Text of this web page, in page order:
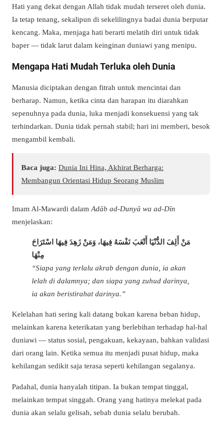
Hati yang dekat dengan Allah tidak mudah terseret oleh dunia.
Ia tetap tenang, sekalipun di sekelilingnya badai dunia berputar
kencang. Maka, menjaga hati berarti melatih diri untuk tidak
baper — tidak larut dalam keinginan duniawi yang menipu.
Mengapa Hati Mudah Terluka oleh Dunia
Manusia diciptakan dengan fitrah untuk mencintai dan
berharap. Namun, ketika cinta dan harapan itu diarahkan
sepenuhnya pada dunia, luka menjadi konsekuensi yang tak
terhindarkan. Dunia tidak pernah stabil; hari ini memberi, besok
mengambil kembali.
Baca juga: Dunia Ini Hina, Akhirat Berharga:
Membangun Orientasi Hidup Seorang Muslim
Imam Al-Mawardi dalam Adāb ad-Dunyā wa ad-Dīn
menjelaskan:
مَنْ أَلِفَ الدُّنْيَا أَتْعَبَ نَفْسَهُ فِيهَا، وَمَنْ زَهِدَ فِيهَا اسْتَرَاحَ
مِنْهَا
“Siapa yang terlalu akrab dengan dunia, ia akan
lelah di dalamnya; dan siapa yang zuhud darinya,
ia akan beristirahat darinya.”
Kelelahan hati sering kali datang bukan karena beban hidup,
melainkan karena keterikatan yang berlebihan terhadap hal-hal
duniawi — status sosial, pengakuan, kekayaan, bahkan validasi
dari orang lain. Ketika semua itu menjadi pusat hidup, maka
kehilangan sedikit saja terasa seperti kehilangan segalanya.
Padahal, dunia hanyalah titipan. Ia bukan tempat tinggal,
melainkan tempat singgah. Orang yang hatinya melekat pada
dunia akan selalu gelisah, sebab dunia selalu berubah.